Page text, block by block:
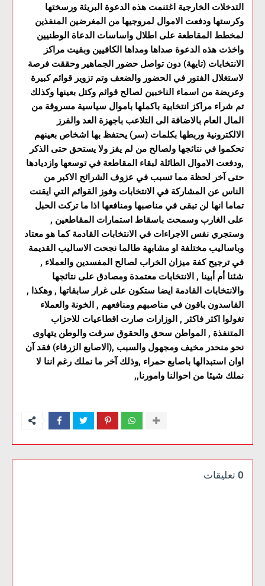
التدخلات الخارجية اغتنمت هذه الدعوة البريئة ورسختها
وكرستها ودفعت الاموال لمروجيها من المغرضين المنفذين
لمخطط المقاطعة على اطلال واساسات الدعاة الوطنيين
واخذت هذه الدعوة صداها ومداها الكافيين وبقيت مراكز
الانتخابات (تايهة) دون تواصل حضور الجماهير وحققت فرصة
لاستغلال الفتور في الحضور والضعف وتم تزوير قوائم كبيرة
وعريضة من اسماء الناخبين لصالح قوائم وكتل بعينها وكذلك
تم شراء مراكز انتخابية باكملها باموال سياسية مسروقة من
المال العام بالاضافة الى التلاعب باجهزة العد والفرز
الالكترونية وربطها بكلمات (سر) يحتفظ بها اشخاص بعينهم
تحكموا في نتائجها ولصالح من لم يفز ولا يستحق حتى الذكر
,ودفعت الاموال الطائلة لبقاء المقاطعة في توسعها وازديادها
حتى آخر لحظة مما تسبب في عزوف الشرائح الاكبر من
الناس عن المشاركة في الانتخابات وفوز القوائم التي ايقنت
تماما انها لن تبقى في مناصبها ومنافعها اذا ما تركت الحبل
على الغارب وسمحت باسقاط استمارات المقاطعين ,
وستجري نفس الاجراءات في الانتخابات القادمة كما هو معتاد
وباساليب مختلفة او مشابهة طالما نجحت الاساليب القديمة
في ترجيح كفة ميزان الخراب لصالح المفسدين والعملاء ,
شئنا أم أبينا , الانتخابات معتمدة ومصادق على نتائجها
والانتخابات القادمة ايضا ستكون على غرار سابقاتها , وهكذا ,
الفاسدون باقون في مناصبهم ومنافعهم , الخونة والعملاء
تغولوا اكثر فاكثر , الوزارات صارت اقطاعيات للاحزاب
المتنفذة , المواطن سحق والحقوق سرقت والوطن يتهاوى
نحو منحدر مخيف ومجهول والسبب ,(الاصابع الزرقاء) فقد آن
اوان استبدالها باصابع حمراء ,وذلك آخر ما نملك رغم اننا لا
نملك شيئا من احوالنا وامورنا,,
0 تعليقات